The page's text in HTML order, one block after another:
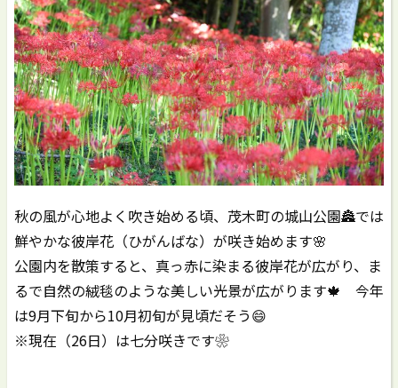
秋の風が心地よく吹き始める頃、茂木町の城山公園🏯では
鮮やかな彼岸花（ひがんばな）が咲き始めます🌸
公園内を散策すると、真っ赤に染まる彼岸花が広がり、ま
るで自然の絨毯のような美しい光景が広がります🍁 今年
は9月下旬から10月初旬が見頃だそう😄
※現在（26日）は七分咲きです❀